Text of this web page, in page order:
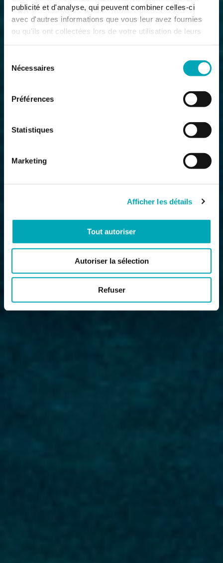
publicité et d'analyse, qui peuvent combiner celles-ci
avec d'autres informations que vous leur avez fournies
ou qu'ils ont collectées lors de votre utilisation de leurs
Nécessaires
Préférences
Statistiques
Marketing
Afficher les détails
Tout autoriser
Autoriser la sélection
Refuser